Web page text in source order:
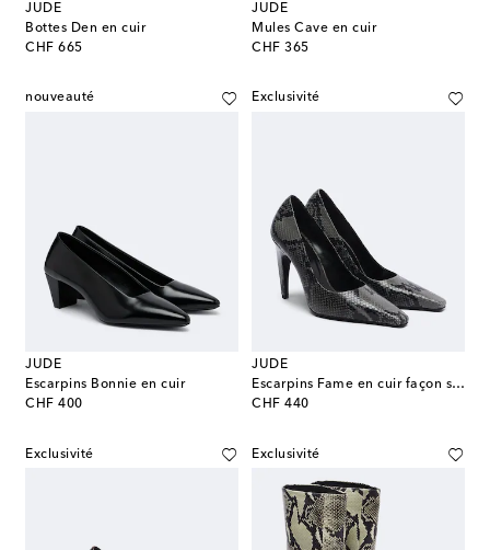
JUDE
Bottes Den en cuir
CHF 665
original price
JUDE
Mules Cave en cuir
CHF 365
original price
nouveauté
JUDE
Escarpins Bonnie en cuir
CHF 400
original price
Exclusivité
JUDE
Escarpins Fame en cuir façon serpent
CHF 440
original price
Exclusivité Exclusivité